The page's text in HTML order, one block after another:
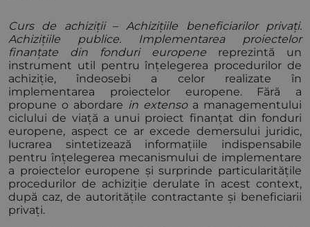
Curs de achiziții –Achizițiile beneficiarilor privați.
Achizițiile publice. Implementarea proiectelor
finanțate din fonduri europene reprezintă un
instrument util pentru înțelegerea procedurilor de
achiziție, îndeosebi a celor realizate în
implementarea proiectelor europene. Fără a
propune o abordare in extensoa managementului
ciclului de viață a unui proiect finanțat din fonduri
europene, aspect ce ar excede demersului juridic,
lucrarea sintetizează informațiile indispensabile
pentru înțelegerea mecanismului de implementare
a proiectelor europene și surprinde particularitățile
procedurilor de achiziție derulate în acest context,
după caz, de autoritățile contractante și beneficiarii
privați.